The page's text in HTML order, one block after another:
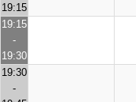
19:15
19:15
-
19:30
19:30
-